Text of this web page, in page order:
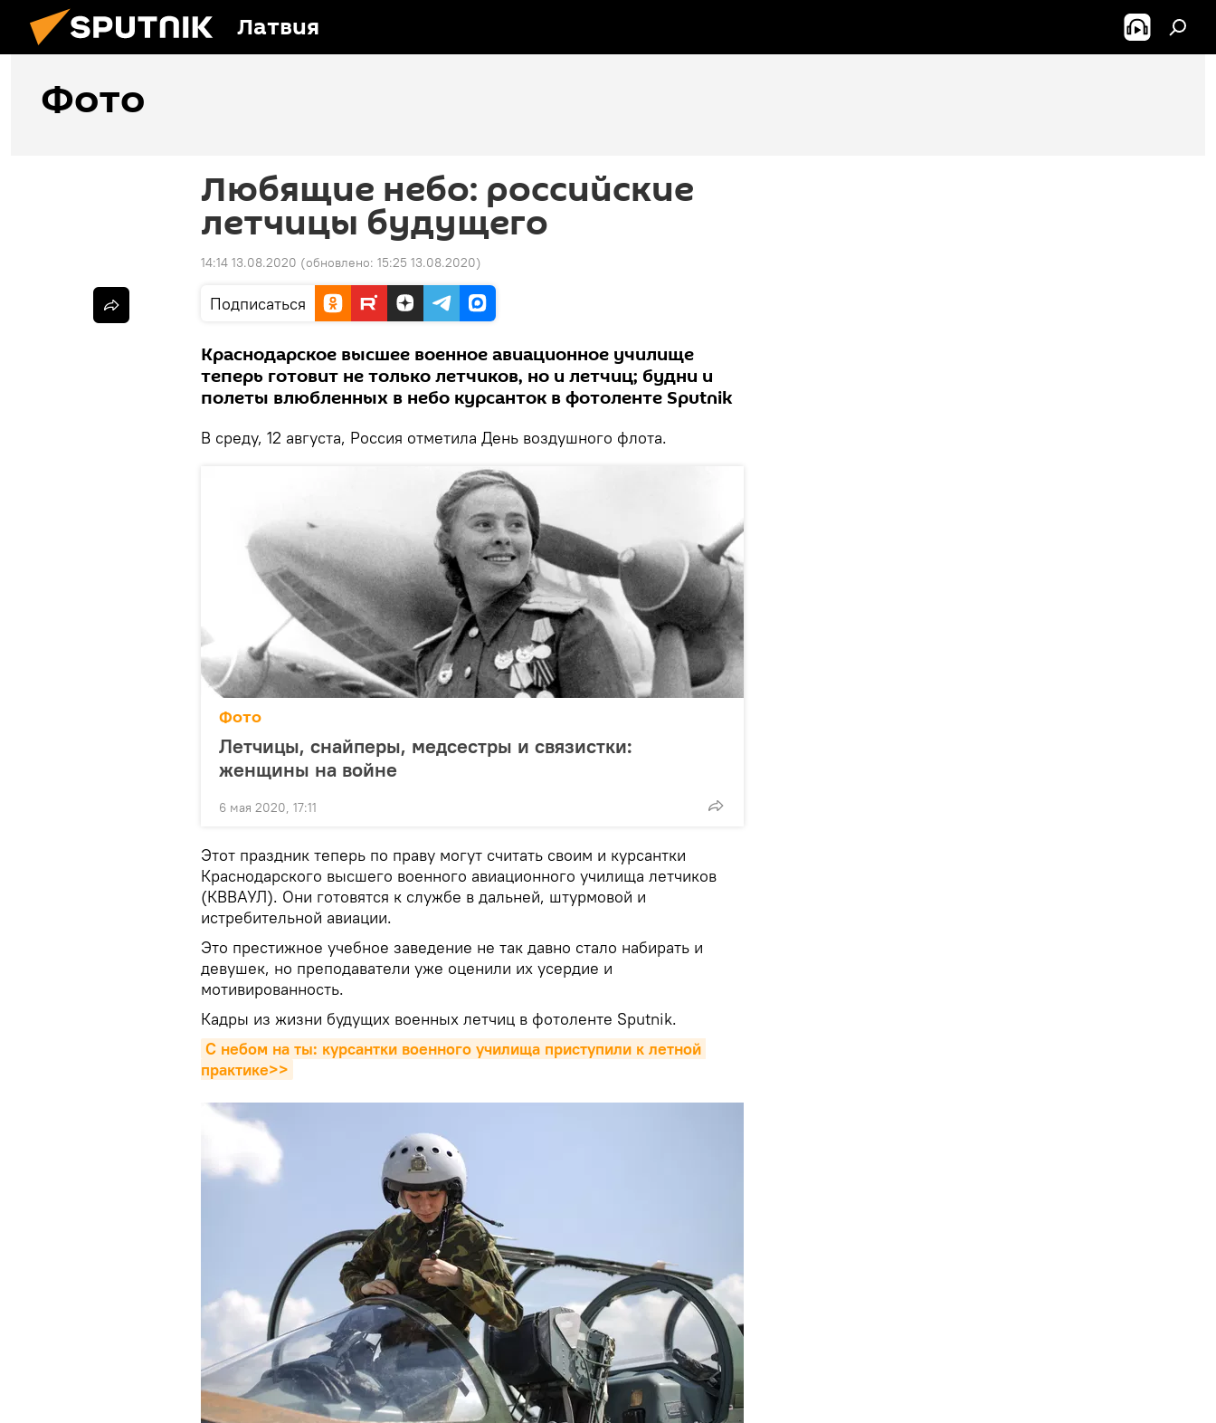
Латвия
Фото
Любящие небо: российские
летчицы будущего
14:14 13.08.2020 (обновлено: 15:25 13.08.2020)
Подписаться
Краснодарское высшее военное авиационное училище
теперь готовит не только летчиков, но и летчиц; будни и
полеты влюбленных в небо курсанток в фотоленте Sputnik
В среду, 12 августа, Россия отметила День воздушного флота.
Фото
Летчицы, снайперы, медсестры и связистки:
женщины на войне
6 мая 2020, 17:11
Этот праздник теперь по праву могут считать своим и курсантки
Краснодарского высшего военного авиационного училища летчиков
(КВВАУЛ). Они готовятся к службе в дальней, штурмовой и
истребительной авиации.
Это престижное учебное заведение не так давно стало набирать и
девушек, но преподаватели уже оценили их усердие и
мотивированность.
Кадры из жизни будущих военных летчиц в фотоленте Sputnik.
С небом на ты: курсантки военного училища приступили к летной
практике>>